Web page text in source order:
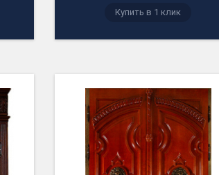
Купить в 1 клик